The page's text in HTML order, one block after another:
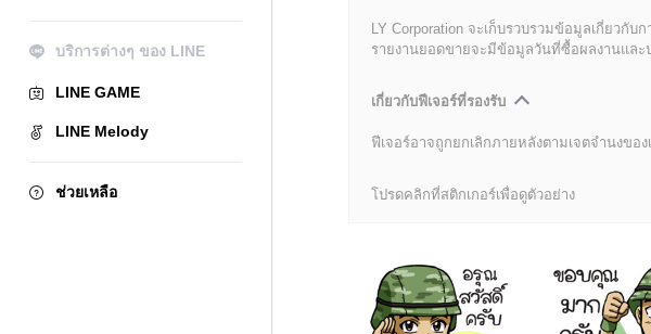
บริการต่างๆ ของ LINE
LINE GAME
LINE Melody
ช่วยเหลือ
LY Corporation จะเก็บรวบรวมข้อมูลเกี่ยวกั
รายงานยอดขายจะมีข้อมูลวันที่ซื้อผลงานแล
เกี่ยวกับฟีเจอร์ที่รองรับ
ฟีเจอร์อาจถูกยกเลิกภายหลังตามเจตจำนงของ
โปรดคลิกที่สติกเกอร์เพื่อดูตัวอย่าง